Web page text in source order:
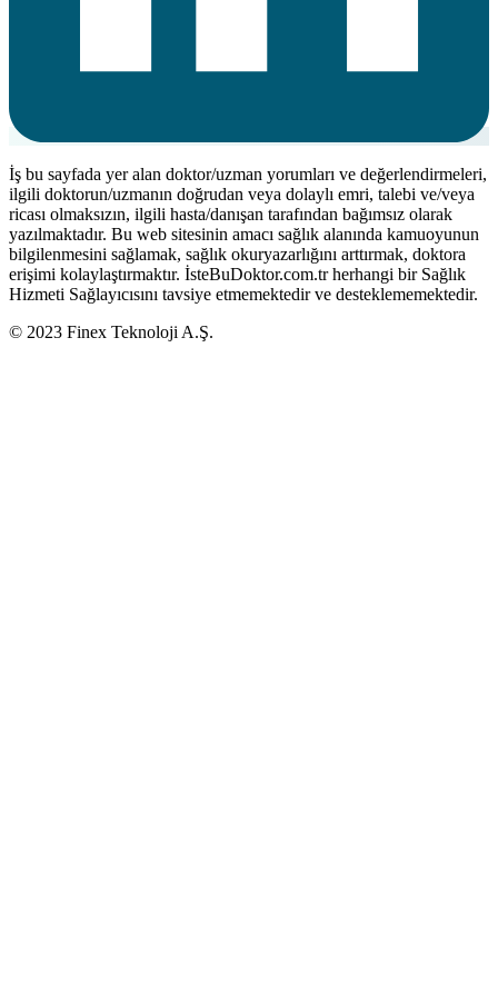
İş bu sayfada yer alan doktor/uzman yorumları ve değerlendirmeleri,
ilgili doktorun/uzmanın doğrudan veya dolaylı emri, talebi ve/veya
ricası olmaksızın, ilgili hasta/danışan tarafından bağımsız olarak
yazılmaktadır. Bu web sitesinin amacı sağlık alanında kamuoyunun
bilgilenmesini sağlamak, sağlık okuryazarlığını arttırmak, doktora
erişimi kolaylaştırmaktır. İsteBuDoktor.com.tr herhangi bir Sağlık
Hizmeti Sağlayıcısını tavsiye etmemektedir ve desteklememektedir.
© 2023 Finex Teknoloji A.Ş.